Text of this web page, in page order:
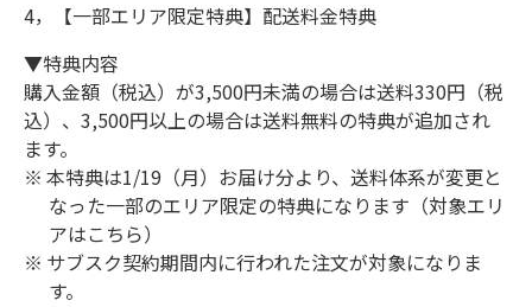
4，【一部エリア限定特典】配送料金特典
▼特典内容
購入金額（税込）が3,500円未満の場合は送料330円（税
込）、3,500円以上の場合は送料無料の特典が追加され
ます。
本特典は1/19（月）お届け分より、送料体系が変更と
なった一部のエリア限定の特典になります（対象エリ
アはこちら）
サブスク契約期間内に行われた注文が対象になりま
す。